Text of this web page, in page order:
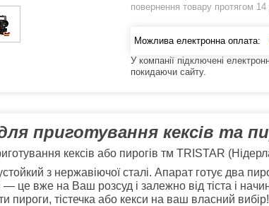
повернення товару протягом 14
У компанії підключені
покидаючи сайту.
приготування кексів та
кексів або пирогів тм TRISTAR
з нержавіючої сталі. Апарат готує два
― це вже на Ваш розсуд і залежно від тіста і
пироги, тістечка або кекси на ваш власний